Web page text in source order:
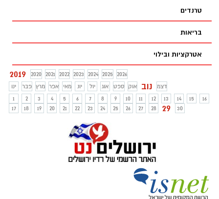
טרנדים
בריאות
אטרקציות ובילוי
2019 2020 2021 2022 2023 2024 2025
2026
ינו
פבר מרץ אפר מאי יונ יול אוג ספט אוק נוב
דצמ
1
2 3 4 5 6 7 8 9 10 11 12 13 14 15
16
17
18 19 20 21 22 23 24 25 26 27 28 29 30